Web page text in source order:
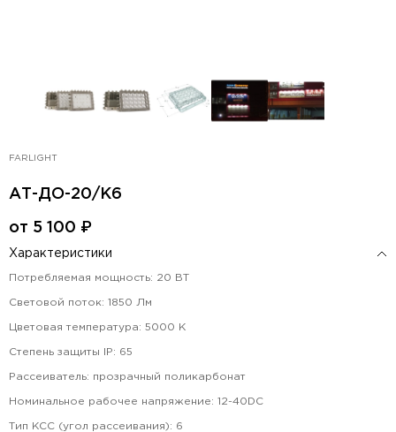
FARLIGHT
АТ-ДО-20/K6
от 5 100 ₽
Характеристики
Потребляемая мощность: 20 ВТ
Световой поток: 1850 Лм
Цветовая температура: 5000 К
Степень защиты IP: 65
Рассеиватель: прозрачный поликарбонат
Номинальное рабочее напряжение: 12-40DC
Тип КСС (угол рассеивания): 6